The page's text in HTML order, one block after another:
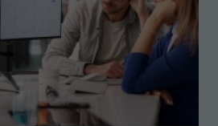
34f
Negativerklärung
Berichtsheft
AEVO
Prüfbericht